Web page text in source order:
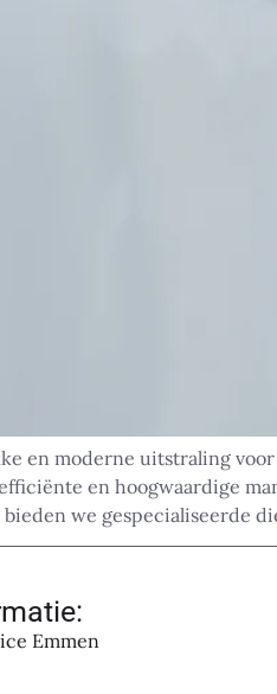
en moderne uitstraling
en hoogwaardige
bieden we gespecialiseerde
Emmen